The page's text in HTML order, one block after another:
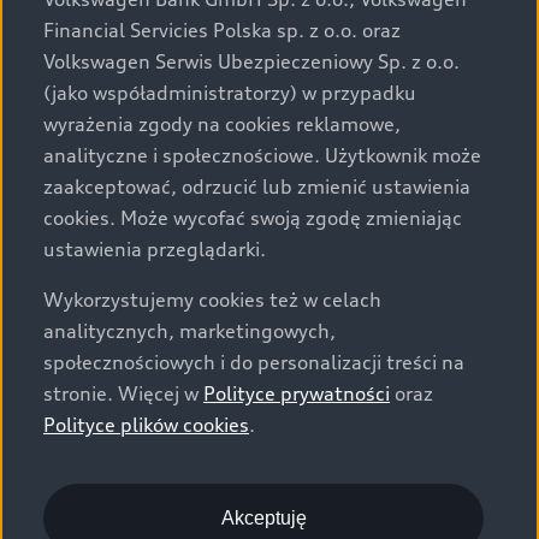
za dopłatą. Wiążące ustalenie ceny, wyposażenia i
specyfikacji pojazdu następują w umowie sprzedaży, a
określenie parametrów technicznych zawiera
świadectwo homologacji typu pojazdu. Zastrzegamy
sobie prawo do zmian i pomyłek. Wszelkie informacje
prezentowane na stronie są aktualne na dzień ich
zamieszczania. W celu uzyskania najnowszych
informacji prosimy kontaktować się z Partnerem Marki
Audi.
Wszystkie produkowane obecnie samochody marki Audi
są wykonywane z materiałów spełniających pod
względem możliwości odzysku i recyklingu wymagania
określone w normie ISO 22628 i są zgodne z
europejskimi świadectwami homologacji wydanymi wg
o.o. podlega obowiązkowi zapewnienia wszystkim
użytkownikom samochodów marki Volkswagen sieci
Financial Servicies Polska sp. z o.o. oraz
Volkswagen Serwis Ubezpieczeniowy Sp. z o.o.
(jako współadministratorzy) w przypadku
wyrażenia zgody na cookies reklamowe,
analityczne i społecznościowe. Użytkownik może
zaakceptować, odrzucić lub zmienić ustawienia
cookies. Może wycofać swoją zgodę zmieniając
ustawienia przeglądarki.
Wykorzystujemy cookies też w celach
analitycznych, marketingowych,
społecznościowych i do personalizacji treści na
stronie. Więcej w Polityce prywatności oraz
Polityce plików cookies.
Akceptuję